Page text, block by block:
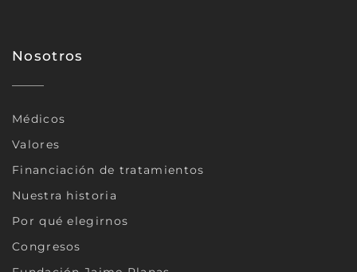
Nosotros
Médicos
Valores
Financiación de tratamientos
Nuestra historia
Por qué elegirnos
Congresos